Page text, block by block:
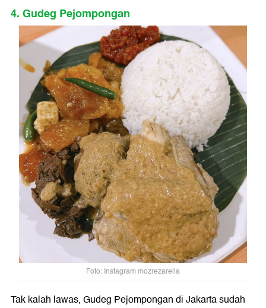
4. Gudeg Pejompongan
Foto: Instagram mozrezarella
Tak kalah lawas, Gudeg Pejompongan di Jakarta sudah